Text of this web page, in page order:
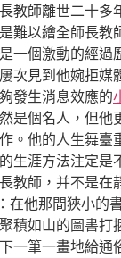
教師離世二十多
難以繪全師長教
一個激動的經過
次見到他婉拒媒
發生消息效應的
是個名人，但他
。他的人生舞臺
生涯方法注定是
教師，并不是在
在他那間狹小的
積如山的圖書打
一筆一畫地給通